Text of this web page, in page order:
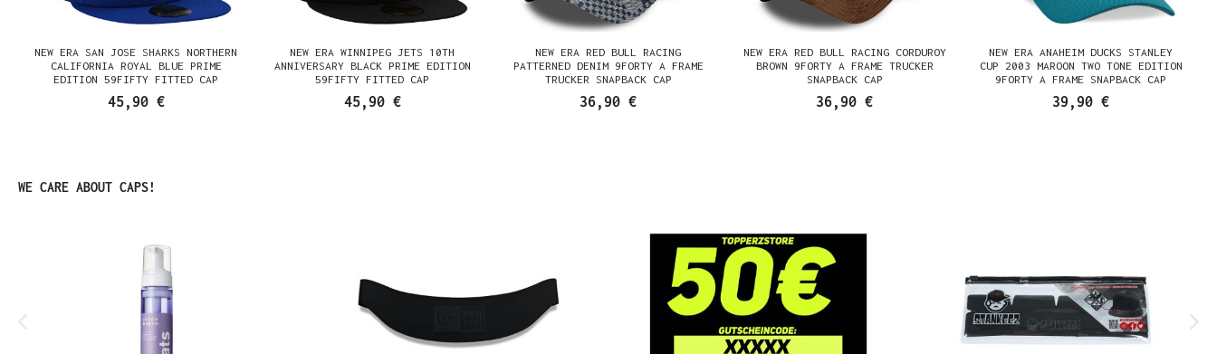
NEW ERA SAN JOSE SHARKS NORTHERN
CALIFORNIA ROYAL BLUE PRIME
EDITION 59FIFTY FITTED CAP
45,90 €
NEW ERA WINNIPEG JETS 10TH
ANNIVERSARY BLACK PRIME EDITION
59FIFTY FITTED CAP
45,90 €
NEW ERA RED BULL RACING
PATTERNED DENIM 9FORTY A FRAME
TRUCKER SNAPBACK CAP
36,90 €
NEW ERA RED BULL RACING CORDUROY
BROWN 9FORTY A FRAME TRUCKER
SNAPBACK CAP
36,90 €
NEW ERA ANAHEIM DUCKS STANLEY
CUP 2003 MAROON TWO TONE EDITION
9FORTY A FRAME SNAPBACK CAP
39,90 €
Produktgalerie überspringen
WE CARE ABOUT CAPS!